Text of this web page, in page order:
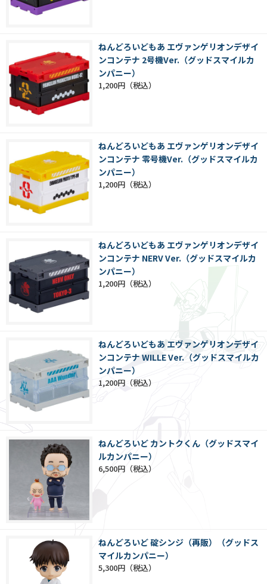
ねんどろいどもあ エヴァンゲリオンデザイ
ンコンテナ 2号機Ver.（グッドスマイルカ
ンパニー）
1,200円
ねんどろいどもあ エヴァンゲリオンデザイ
ンコンテナ 零号機Ver.（グッドスマイルカ
ンパニー）
1,200円
ねんどろいどもあ エヴァンゲリオンデザイ
ンコンテナ NERV Ver.（グッドスマイルカ
ンパニー）
1,200円
ねんどろいどもあ エヴァンゲリオンデザイ
ンコンテナ WILLE Ver.（グッドスマイルカ
ンパニー）
1,200円
ねんどろいど カントクくん（グッドスマイ
ルカンパニー）
6,500円
ねんどろいど 碇シンジ（再販）（グッドス
マイルカンパニー）
5,300円